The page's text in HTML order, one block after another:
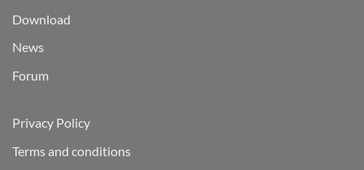
Download
News
Forum
Privacy Policy
Terms and conditions